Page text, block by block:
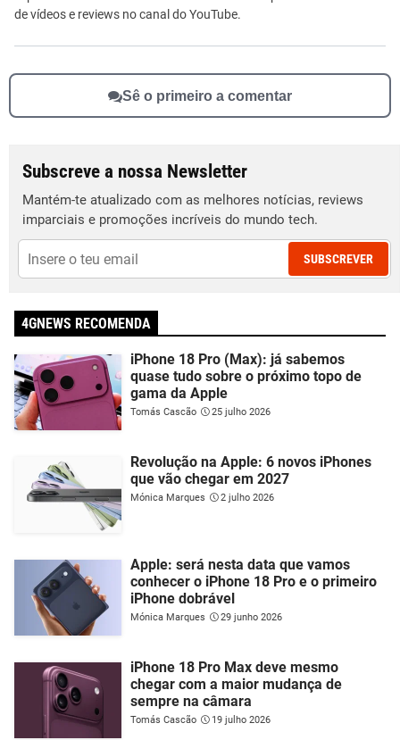
de vídeos e reviews no canal do YouTube.
Sê o primeiro a comentar
Subscreve a nossa Newsletter
Mantém-te atualizado com as melhores notícias, reviews
imparciais e promoções incríveis do mundo tech.
SUBSCREVER
4GNEWS RECOMENDA
iPhone 18 Pro (Max): já sabemos
quase tudo sobre o próximo topo de
gama da Apple
Tomás Cascão 25 julho 2026
Revolução na Apple: 6 novos iPhones
que vão chegar em 2027
Mónica Marques 2 julho 2026
Apple: será nesta data que vamos
conhecer o iPhone 18 Pro e o primeiro
iPhone dobrável
Mónica Marques 29 junho 2026
iPhone 18 Pro Max deve mesmo
chegar com a maior mudança de
sempre na câmara
Tomás Cascão 19 julho 2026